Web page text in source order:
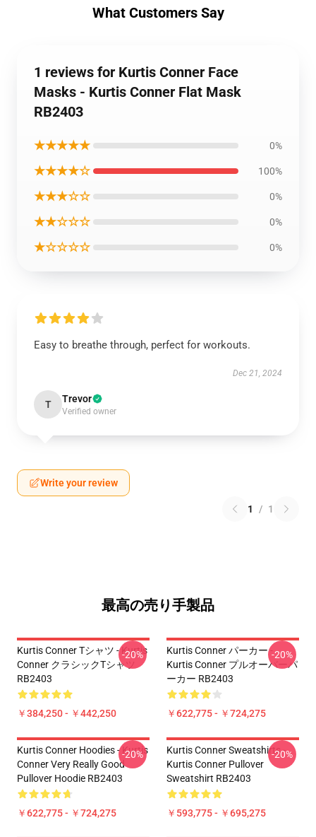
What Customers Say
1 reviews for Kurtis Conner Face
Masks - Kurtis Conner Flat Mask
RB2403
★★★★★ 0%
★★★★☆ 100%
★★★☆☆ 0%
★★☆☆☆ 0%
★☆☆☆☆ 0%
Easy to breathe through, perfect for workouts.
Dec 21, 2024
T Trevor
Verified owner
Write your review
1 / 1
最高の売り手製品
Kurtis Conner Tシャツ - Kurtis
Conner クラシックTシャツ
RB2403
￥384,250 - ￥442,250
-20%
Kurtis Conner パーカー -
Kurtis Conner プルオーバーパ
ーカー RB2403
￥622,775 - ￥724,275
-20%
Kurtis Conner Hoodies - Kurtis
Conner Very Really Good
Pullover Hoodie RB2403
￥622,775 - ￥724,275
-20%
Kurtis Conner Sweatshirts -
Kurtis Conner Pullover
Sweatshirt RB2403
￥593,775 - ￥695,275
-20%